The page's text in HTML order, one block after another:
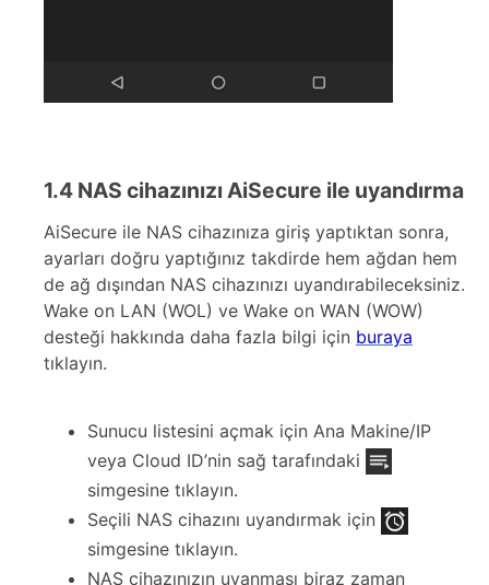
1.4 NAS cihazınızı AiSecure ile uyandırma
AiSecure ile NAS cihazınıza giriş yaptıktan sonra,
ayarları doğru yaptığınız takdirde hem ağdan hem
de ağ dışından NAS cihazınızı uyandırabileceksiniz.
Wake on LAN (WOL) ve Wake on WAN (WOW)
desteği hakkında daha fazla bilgi için buraya
tıklayın.
Sunucu listesini açmak için Ana Makine/IP
veya Cloud ID’nin sağ tarafındaki
simgesine tıklayın.
Seçili NAS cihazını uyandırmak için
simgesine tıklayın.
NAS cihazınızın uyanması biraz zaman